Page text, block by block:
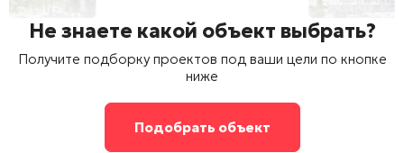
Не знаете какой объект выбрать?
Получите подборку проектов под ваши цели по кнопке
ниже
Подобрать объект